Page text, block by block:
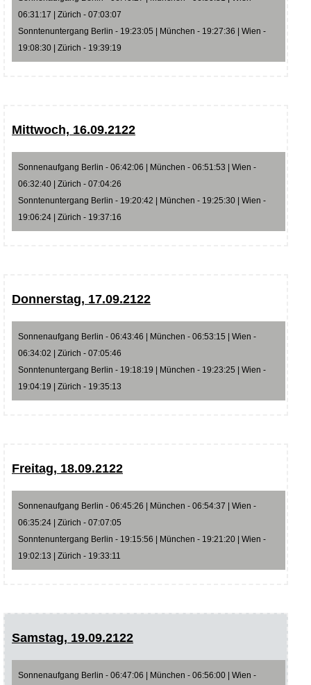
06:31:17 | Zürich - 07:03:07
Sonntenuntergang Berlin - 19:23:05 | München - 19:27:36 | Wien -
19:08:30 | Zürich - 19:39:19
Mittwoch, 16.09.2122
Sonnenaufgang Berlin - 06:42:06 | München - 06:51:53 | Wien -
06:32:40 | Zürich - 07:04:26
Sonntenuntergang Berlin - 19:20:42 | München - 19:25:30 | Wien -
19:06:24 | Zürich - 19:37:16
Donnerstag, 17.09.2122
Sonnenaufgang Berlin - 06:43:46 | München - 06:53:15 | Wien -
06:34:02 | Zürich - 07:05:46
Sonntenuntergang Berlin - 19:18:19 | München - 19:23:25 | Wien -
19:04:19 | Zürich - 19:35:13
Freitag, 18.09.2122
Sonnenaufgang Berlin - 06:45:26 | München - 06:54:37 | Wien -
06:35:24 | Zürich - 07:07:05
Sonntenuntergang Berlin - 19:15:56 | München - 19:21:20 | Wien -
19:02:13 | Zürich - 19:33:11
Samstag, 19.09.2122
Sonnenaufgang Berlin - 06:47:06 | München - 06:56:00 | Wien -